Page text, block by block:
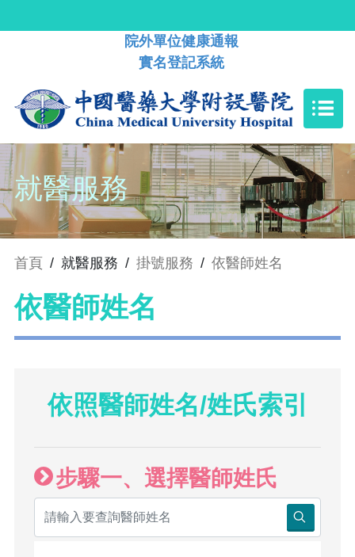
院外單位健康通報
實名登記系統
就醫服務
首頁 / 就醫服務 / 掛號服務 / 依醫師姓名
依醫師姓名
依照醫師姓名/姓氏索引
步驟一、選擇醫師姓氏